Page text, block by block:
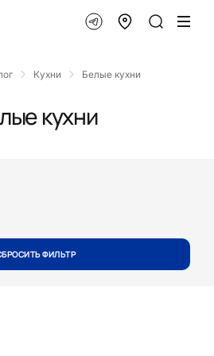
Кухни Белые кухни
кухни
ФИЛЬТР